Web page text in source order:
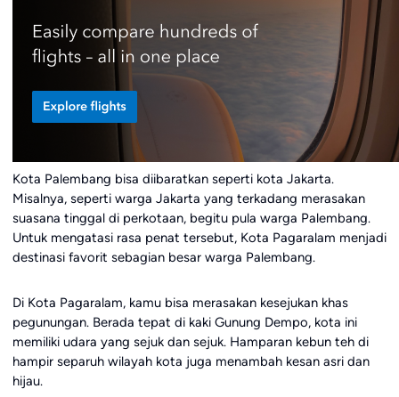
Kota Palembang bisa diibaratkan seperti kota Jakarta.
Misalnya, seperti warga Jakarta yang terkadang merasakan
suasana tinggal di perkotaan, begitu pula warga Palembang.
Untuk mengatasi rasa penat tersebut, Kota Pagaralam menjadi
destinasi favorit sebagian besar warga Palembang.
Di Kota Pagaralam, kamu bisa merasakan kesejukan khas
pegunungan. Berada tepat di kaki Gunung Dempo, kota ini
memiliki udara yang sejuk dan sejuk. Hamparan kebun teh di
hampir separuh wilayah kota juga menambah kesan asri dan
hijau.